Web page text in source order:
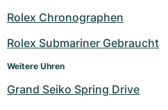
Rolex Chronographen
Rolex Submariner Gebraucht
Weitere Uhren
Grand Seiko Spring Drive